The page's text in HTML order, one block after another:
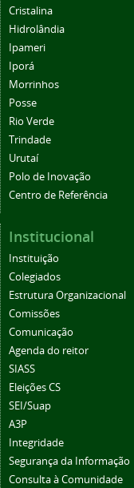
Cristalina
Hidrolândia
Ipameri
Iporá
Morrinhos
Posse
Rio Verde
Trindade
Urutaí
Polo de Inovação
Centro de Referência
Institucional
Instituição
Colegiados
Estrutura Organizacional
Comissões
Comunicação
Agenda do reitor
SIASS
Eleições CS
SEI/Suap
A3P
Integridade
Segurança da Informação
Consulta à Comunidade